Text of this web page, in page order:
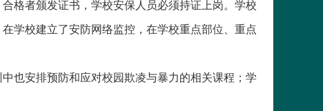
格者颁发证书，学校安保人员必须持证上岗。学校
学校建立了安防网络监控，在学校重点部位、重点
也安排预防和应对校园欺凌与暴力的相关课程；学